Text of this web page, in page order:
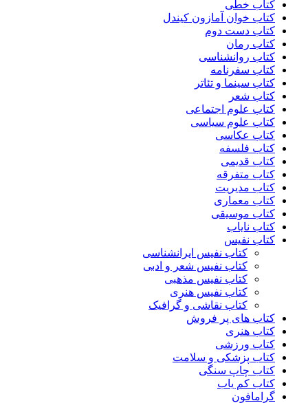
کتاب خطی
کتاب خوان آمازون کیندل
کتاب دست دوم
کتاب رمان
کتاب روانشناسی
کتاب سفرنامه
کتاب سینما و تئاتر
کتاب شعر
کتاب علوم اجتماعی
کتاب علوم سیاسی
کتاب عکاسی
کتاب فلسفه
کتاب قدیمی
کتاب متفرقه
کتاب مدیریت
کتاب معماری
کتاب موسیقی
کتاب نایاب
کتاب نفیس
کتاب نفیس ایرانشناسی
کتاب نفیس شعر و ادبی
کتاب نفیس مذهبی
کتاب نفیس هنری
کتاب نقاشی و گرافیک
کتاب های پر فروش
کتاب هنری
کتاب ورزشی
کتاب پزشکی و سلامت
کتاب چاپ سنگی
کتاب کم یاب
گرامافون